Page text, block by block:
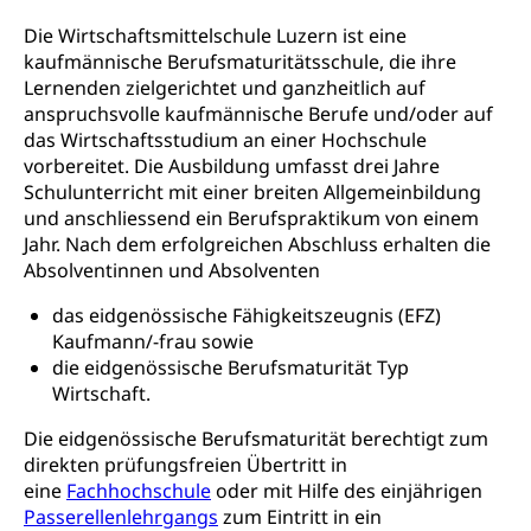
Die Wirtschaftsmittelschule Luzern ist eine
kaufmännische Berufsmaturitätsschule, die ihre
Lernenden zielgerichtet und ganzheitlich auf
anspruchsvolle kaufmännische Berufe und/oder auf
das Wirtschaftsstudium an einer Hochschule
vorbereitet. Die Ausbildung umfasst drei Jahre
Schulunterricht mit einer breiten Allgemeinbildung
und anschliessend ein Berufspraktikum von einem
Jahr. Nach dem erfolgreichen Abschluss erhalten die
Absolventinnen und Absolventen
das eidgenössische Fähigkeitszeugnis (EFZ)
Kaufmann/-frau sowie
die eidgenössische Berufsmaturität Typ
Wirtschaft.
Die eidgenössische Berufsmaturität berechtigt zum
direkten prüfungsfreien Übertritt in
eine Fachhochschuleoder mit Hilfe des einjährigen
Passerellenlehrgangs zum Eintritt in ein
Neuorientierung
BIZ Beratungs- und Informationszentrum
für Bildung und Beruf
Berufsmaturität
Zentrum für Brückenangebote
Gymnasialbildung, Kantonsschulen
Gymnasien & Fachmittelschulen (beruf.lu.ch)
Studienwahl- und Studienbearatung
Fachklasse Grafik
Gesundheitsmittelschule
Informatikmittelschule
FMS und Vollzeitschulen mit BM
Psychomotorik, Schulpsychologie, Schulsozialarbeit,
Heilpädagogik und Sonderschulen
Kantonale Sportcamps
Primarschule
Sekundarschule
Schulpflicht
Kindergarten & Basisstufe
Förderangebote
Sonderschulung
Schulferien
Früherziehung
Schuldienste
Stipendien und Darlehen
Studienbeihilfe, Stipendien, Ausbildungsdarlehen
Stipendien Universität Luzern unilu
Finanzielle Unterstützung für Ausbildung
Pflege HF oder Studium Pflege FH
Fachstelle Stipendien (beruf.lu.ch)
Studienbeiträge Höhere Berufsbildung
Finanzielle Unterstützung Pädagogische
Stipendien Hochschule Luzern hslu
Universität
Technische Hochschule, Studium,
Hochschulstudium, Universitätsstudium,
universitäre Ausbildung, akademische Ausbildung,
Hochschulbildung, Hochschule, universitäre
Hochschule, Bachelor, Master, Doktorat,
Weiterbildung, Forschung, Entwicklung,
Dienstleistungen, Hochschule Luzern,
Fachhochschule Zentralschweiz, HSLU,
swissuniversities (Dachorganisation der Schweizer
Hochschulen)
swissuniversities
Vorschule